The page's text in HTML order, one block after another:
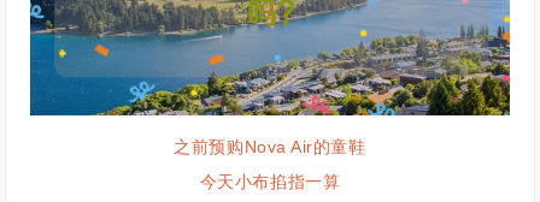
之前预购Nova Air的童鞋
今天小布掐指一算